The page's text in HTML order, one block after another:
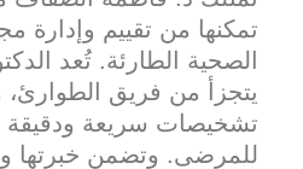
تمكنها من تقييم وإدارة
الصحية الطارئة. تُعد
يتجزأ من فريق الطوارئ،
تشخيصات سريعة ودقيقة
للمرضى. وتضمن خبرتها